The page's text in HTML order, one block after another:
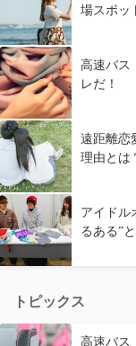
場スポッ
高速バス
レだ！
遠距離恋
理由とは
アイドル
るある”
トピックス
高速バス